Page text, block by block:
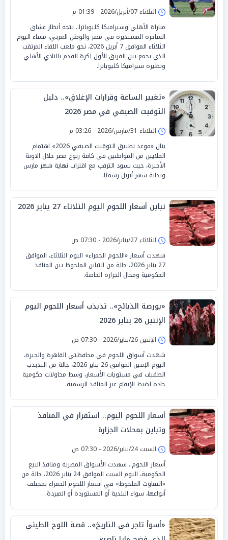
الثلاثاء 07/أبريل/2026 - 01:39 م
مباراة الأهلي وسيراميكا كليوباترا.. تتجه أنظار عشاق
الساحرة المستديرة في مصر والوطن العربي، مساء اليوم
الثلاثاء الموافق 7 أبريل 2026، نحو ملعب اللقاء المرتقب
الذي يجمع بين الفريق الأول لكرة القدم بالنادي الأهلي
ونظيره سيراميكا كليوباترا.
«تغيير الساعة وقرارات الإغلاق».. دليل
التوقيت الصيفي في مصر 2026
الثلاثاء 31/مارس/2026 - 03:26 م
ينال «موعد تطبيق التوقيت الصيفي 2026» اهتمام
الملايين من المواطنين في كافة ربوع مصر خلال الآونة
الأخيرة، حيث يسود الترقب مع اقتراب نهاية شهر مارس
وبداية شهر أبريل رسميًا.
تباين أسعار اللحوم اليوم الثلاثاء 27 يناير 2026
الثلاثاء 27/يناير/2026 - 07:30 ص
شهدت أسعار «اللحوم الحمراء» اليوم الثلاثاء، الموافق
27 يناير 2026، حالة من التباين الملحوظ بين المنافذ
الحكومية ومحال الجزارة الخاصة.
«بورصة الذبائح».. تذبذب أسعار اللحوم اليوم
الإثنين 26 يناير 2026
الإثنين 26/يناير/2026 - 07:30 ص
شهدت أسواق اللحوم في محافظتي القاهرة والجيزة،
اليوم الإثنين الموافق 26 يناير 2026، حالة من التذبذب
الطفيف في مستويات الأسعار، وسط محاولات حكومية
جادة لضبط الإيقاع عبر المنافذ الرسمية.
أسعار اللحوم اليوم.. استقرار في المنافذ
وتباين بمحلات الجزارة
السبت 24/يناير/2026 - 07:30 ص
أسعار اللحوم.. شهدت الأسواق المصرية ومنافذ البيع
الحكومية، اليوم السبت الموافق 24 يناير 2026، حالة من
«التفاوت الملحوظ» في أسعار اللحوم الحمراء بمختلف
أنواعها، سواء البلدية أو المستوردة أو المبردة.
«أسوأ تاجر في التاريخ».. قصة اللوح الطيني